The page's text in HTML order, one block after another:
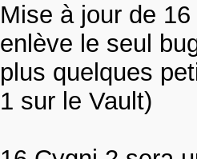
Mise à jour de
enlève le seul
plus quelques
1 sur le Vault)